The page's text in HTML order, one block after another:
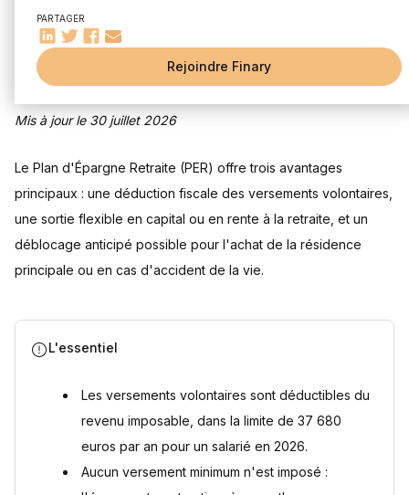
Fonctionnement général et règles du PER
Processus d'ouverture et de souscription
Quels sont les avantages fiscaux du PER ?
Déduction des versements du revenu imposable
Exemples de gain fiscal selon le taux marginal d'imposition
Avantage fiscal hors plafonnement des niches fiscales
Se constituer un capital retraite avec le PER
Anticiper la baisse des revenus à la retraite
Flexibilité des versements et de l'effort d'épargne
Possibilité de déblocage anticipé
Questions fréquentes
Peut-on récupérer l'argent placé sur un PER avant la retraite
Que devient un PER si son titulaire décède avant la retraite
Quelle est la différence entre PERIN, PERCOL et PEROB ?
PARTAGER
Rejoindre Finary
Mis à jour le 30 juillet 2026
Le Plan d'Épargne Retraite (PER) offre trois avantages
principaux : une déduction fiscale des versements volontaires,
une sortie flexible en capital ou en rente à la retraite, et un
déblocage anticipé possible pour l'achat de la résidence
principale ou en cas d'accident de la vie.
L'essentiel
Les versements volontaires sont déductibles du
revenu imposable, dans la limite de 37 680
euros par an pour un salarié en 2026.
Aucun versement minimum n'est imposé :